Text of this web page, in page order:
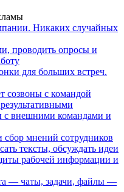
Никаких случайных
проводить опросы и
для больших встреч.
созвоны с командой
с внешними командами и
мнений сотрудников
тексты, обсуждать идеи
рабочей информации и
— чаты, задачи, файлы —